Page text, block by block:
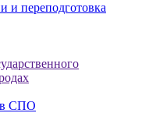
переподготовка
в СПО